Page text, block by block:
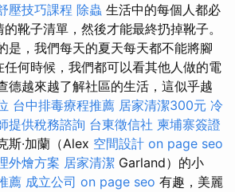
壓技巧課程 除蟲 生活中的每個人都必
靴子清單，然後才能最終扔掉靴子。
是，我們每天的夏天每天都不能將腳
何時候，我們都可以看其他人做的電
德越來越了解社區的生活，這似乎越
台中排毒療程推薦 居家清潔300元 冷
提供稅務諮詢 台東徵信社 柬埔寨簽證
斯·加蘭（Alex 空間設計 on page seo
外燴方案 居家清潔 Garland）的小
薦 成立公司 on page seo 有趣，美麗